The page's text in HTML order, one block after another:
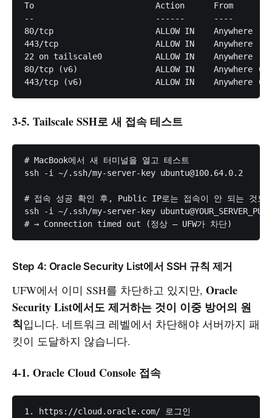
To                         Action      From
--                         ------      ----
80/tcp                     ALLOW IN    Anywhere
443/tcp                    ALLOW IN    Anywhere
22 on tailscale0           ALLOW IN    Anywhere
80/tcp (v6)                ALLOW IN    Anywhere
3-5. Tailscale SSH로 새 접속 테스트
# MacBook에서 새 터미널을 열고 테스트
ssh -i ~/.ssh/my-server-key ubuntu@100.64.0.2
# 접속 성공 확인 후, Public IP로는 접속이 안 되는 것도
ssh -i ~/.ssh/my-server-key
Step 4: Oracle Security List에서 SSH 규칙 제거
UFW에서 이미 SSH를 차단하고 있지만, Oracle
Security List에서도 제거하는 것이 이중 방어의 원
칙입니다. 네트워크 레벨에서 차단해야 서버까지 패
킷이 도달하지 않습니다.
4-1. Oracle Cloud Console 접속
1. https://cloud.oracle.com/ 로그인